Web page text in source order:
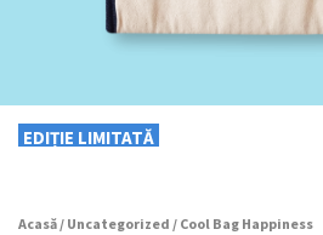
EDIȚIE LIMITATĂ
Acasă/ Uncategorized / Cool Bag Happiness